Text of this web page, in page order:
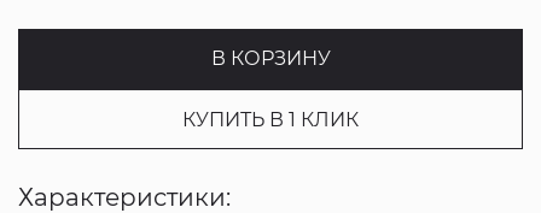
В КОРЗИНУ
КУПИТЬ В 1 КЛИК
Характеристики: